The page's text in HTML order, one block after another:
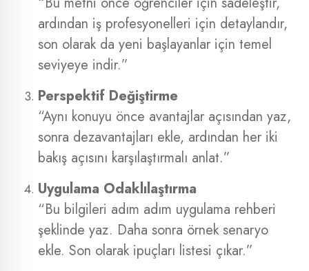
ardından iş profesyonelleri için detaylandır,
son olarak da yeni başlayanlar için temel
seviyeye indir.”
Perspektif Değiştirme
“Aynı konuyu önce avantajlar açısından yaz,
sonra dezavantajları ekle, ardından her iki
bakış açısını karşılaştırmalı anlat.”
Uygulama Odaklılaştırma
“Bu bilgileri adım adım uygulama rehberi
şeklinde yaz. Daha sonra örnek senaryo
ekle. Son olarak ipuçları listesi çıkar.”